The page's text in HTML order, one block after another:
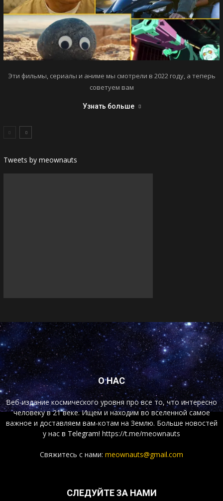
Эти фильмы, сериалы и аниме мы смотрели в 2022 году, а теперь
советуем вам
Узнать больше
Tweets by meownauts
О НАС
Веб-издание космического уровня про все то, что интересно
человеку в 21 веке. Ищем и находим во вселенной самое
важное и доставляем вам-котам на Землю. Больше новостей
у нас в Telegram! https://t.me/meownauts
Свяжитесь с нами: meownauts@gmail.com
СЛЕДУЙТЕ ЗА НАМИ